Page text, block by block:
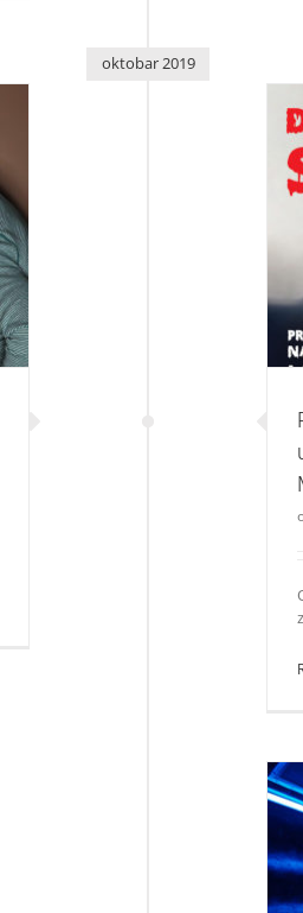
oktobar 2019